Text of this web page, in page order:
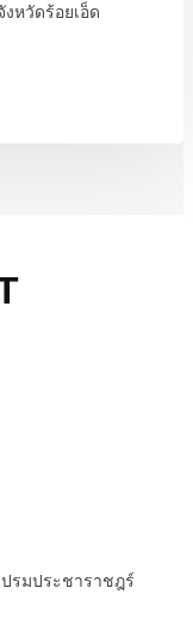
หวัดร้อยเอ็ด
รมประชาราชฎร์